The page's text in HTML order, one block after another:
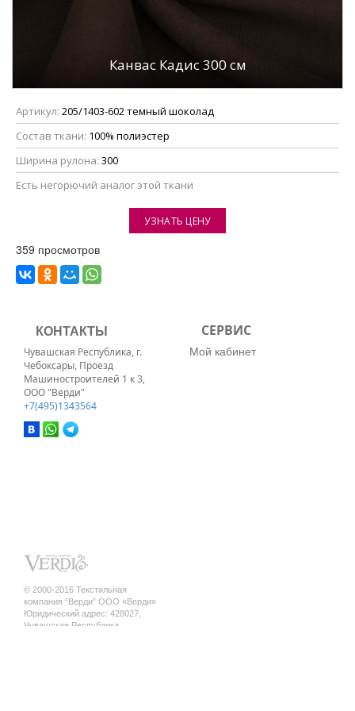
Канвас Кадис 300 см
Артикул: 205/1403-602 темный шоколад
Состав ткани: 100% полиэстер
Ширина рулона: 300
Eсть негорючий аналог этой ткани
УЗНАТЬ ЦЕНУ
359 просмотров
КОНТАКТЫ
Чувашская Республика, г.
Чебоксары, Проезд
Машиностроителей 1 к 3,
ООО "Верди"
+7(495)1343564
СЕРВИС
Мой кабинет
© 2000-2016 Текстильная
компания “Верди” ООО «Верди»
Юридический адрес: 428027,
Чувашская Республика,